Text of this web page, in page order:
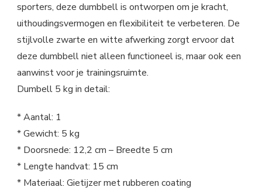
sporters, deze dumbbell is ontworpen om je kracht,
uithoudingsvermogen en flexibiliteit te verbeteren. De
stijlvolle zwarte en witte afwerking zorgt ervoor dat
deze dumbbell niet alleen functioneel is, maar ook een
aanwinst voor je trainingsruimte.
Dumbell 5 kg in detail:
* Aantal: 1
* Gewicht: 5 kg
* Doorsnede: 12,2 cm – Breedte 5 cm
* Lengte handvat: 15 cm
* Materiaal: Gietijzer met rubberen coating